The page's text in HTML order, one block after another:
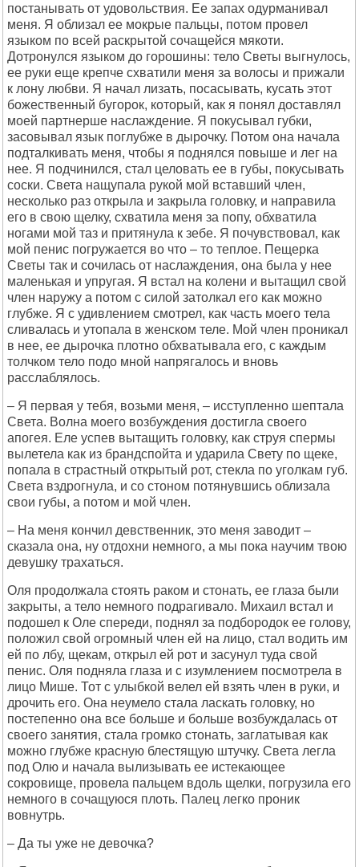
постанывать от удовольствия. Ее запах одурманивал
меня. Я облизал ее мокрые пальцы, потом провел
языком по всей раскрытой сочащейся мякоти.
Дотронулся языком до горошины: тело Светы выгнулось,
ее руки еще крепче схватили меня за волосы и прижали
к лону любви. Я начал лизать, посасывать, кусать этот
божественный бугорок, который, как я понял доставлял
моей партнерше наслаждение. Я покусывал губки,
засовывал язык поглубже в дырочку. Потом она начала
подталкивать меня, чтобы я поднялся повыше и лег на
нее. Я подчинился, стал целовать ее в губы, покусывать
соски. Света нащупала рукой мой вставший член,
несколько раз открыла и закрыла головку, и направила
его в свою щелку, схватила меня за попу, обхватила
ногами мой таз и притянула к зебе. Я почувствовал, как
мой пенис погружается во что – то теплое. Пещерка
Светы так и сочилась от наслаждения, она была у нее
маленькая и упругая. Я встал на колени и вытащил свой
член наружу а потом с силой затолкал его как можно
глубже. Я с удивлением смотрел, как часть моего тела
сливалась и утопала в женском теле. Мой член проникал
в нее, ее дырочка плотно обхватывала его, с каждым
толчком тело подо мной напрягалось и вновь
расслаблялось.
– Я первая у тебя, возьми меня, – исступленно шептала
Света. Волна моего возбуждения достигла своего
апогея. Еле успев вытащить головку, как струя спермы
вылетела как из брандспойта и ударила Свету по щеке,
попала в страстный открытый рот, стекла по уголкам губ.
Света вздрогнула, и со стоном потянувшись облизала
свои губы, а потом и мой член.
– На меня кончил девственник, это меня заводит –
сказала она, ну отдохни немного, а мы пока научим твою
девушку трахаться.
Оля продолжала стоять раком и стонать, ее глаза были
закрыты, а тело немного подрагивало. Михаил встал и
подошел к Оле спереди, поднял за подбородок ее голову,
положил свой огромный член ей на лицо, стал водить им
ей по лбу, щекам, открыл ей рот и засунул туда свой
пенис. Оля подняла глаза и с изумлением посмотрела в
лицо Мише. Тот с улыбкой велел ей взять член в руки, и
дрочить его. Она неумело стала ласкать головку, но
постепенно она все больше и больше возбуждалась от
своего занятия, стала громко стонать, заглатывая как
можно глубже красную блестящую штучку. Света легла
под Олю и начала вылизывать ее истекающее
сокровище, провела пальцем вдоль щелки, погрузила его
немного в сочащуюся плоть. Палец легко проник
вовнутрь.
– Да ты уже не девочка?